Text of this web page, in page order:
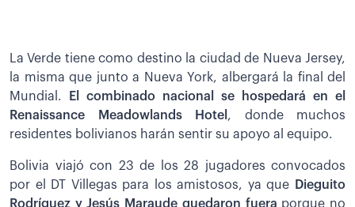
La Verde tiene como destino la ciudad de Nueva Jersey,
la misma que junto a Nueva York, albergará la final del
Mundial.
El combinado nacional se hospedará en el
Renaissance Meadowlands Hotel , donde muchos
residentes bolivianos harán sentir su apoyo al equipo.
Bolivia viajó con 23 de los 28 jugadores convocados
por el DT Villegas para los amistosos, ya que
Dieguito
Rodríguez y Jesús Maraude quedaron fuera porque no